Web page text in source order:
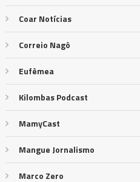
Coar Notícias
Correio Nagô
Eufêmea
Kilombas Podcast
MamyCast
Mangue Jornalismo
Marco Zero